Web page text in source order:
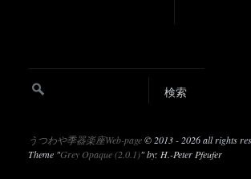
うつわや季器楽座Web-page© 2013 - 2026 all rights
Theme "Grey Opaque (2.0.1)" by: H.-Peter Pfeufer